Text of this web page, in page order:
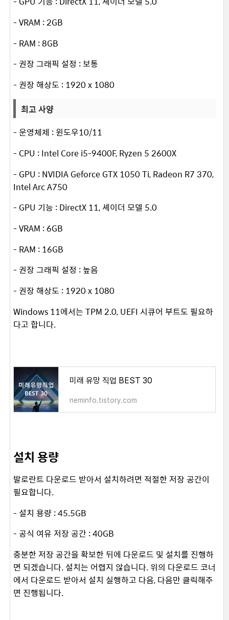
- VRAM : 2GB
- RAM : 8GB
- 권장 그래픽 설정 : 보통
- 권장 해상도 : 1920 x 1080
최고 사양
- 운영체제 : 윈도우10/11
- CPU : Intel Core i5-9400F, Ryzen 5 2600X
- GPU : NVIDIA Geforce GTX 1050 Ti, Radeon R7 370,
Intel Arc A750
- GPU 기능 : DirectX 11, 셰이더 모델 5.0
- VRAM : 6GB
- RAM : 16GB
- 권장 그래픽 설정 : 높음
- 권장 해상도 : 1920 x 1080
Windows 11에서는 TPM 2.0, UEFI 시큐어 부트도 필요하
다고 합니다.
미래 유망 직업 BEST 30
neminfo.tistory.com
설치 용량
발로란트 다운로드 받아서 설치하려면 적절한 저장 공간이
필요합니다.
- 설치 용량 : 45.5GB
- 공식 여유 저장 공간 : 40GB
충분한 저장 공간을 확보한 뒤에 다운로드 및 설치를 진행하
면 되겠습니다. 설치는 어렵지 않습니다. 위의 다운로드 코너
에서 다운로드 받아서 설치 실행하고 다음, 다음만 클릭해주
면 진행됩니다.